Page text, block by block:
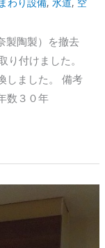
製陶製）を撤去
り付けました。
しました。 備考
数３０年